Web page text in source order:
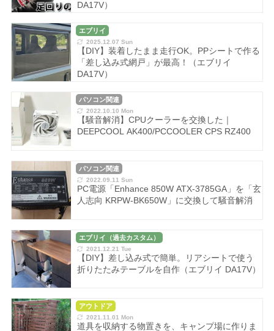
DA17V）
2025.12.07 Sun
【DIY】装着したまま走行OK。PPシートで作る
「差し込み式網戸」が最高！（エブリイ
DA17V）
エブリイ
2022.10.10 Mon
【騒音解消】CPUクーラーを交換した｜
DEEPCOOL AK400/PCCOOLER CPS RZ400
パソコン関連
2022.09.11 Sun
PC電源「Enhance 850W ATX-3785GA」を「玄
人志向 KRPW-BK650W」に交換して騒音解消
パソコン関連
2021.12.21 Tue
【DIY】差し込み式で簡単。リアシートで使う
折りたたみテーブルを自作（エブリイ DA17V）
エブリイ（過去カスタム）
2021.11.01 Mon
道具を収納する物置きを、キャンプ場に作りま
アウトドア